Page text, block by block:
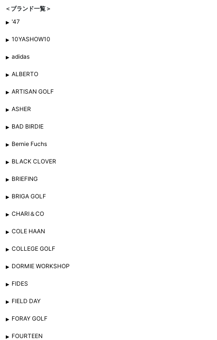
＜ブランド一覧＞
'47
10YASHOW10
adidas
ALBERTO
ARTISAN GOLF
ASHER
BAD BIRDIE
Bernie Fuchs
BLACK CLOVER
BRIEFING
BRIGA GOLF
CHARI＆CO
COLE HAAN
COLLEGE GOLF
DORMIE WORKSHOP
FIDES
FIELD DAY
FORAY GOLF
FOURTEEN